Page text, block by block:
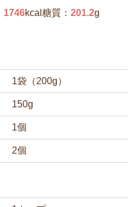
1746kcal 糖質： 201.2g
1袋（200g）
150g
1個
2個